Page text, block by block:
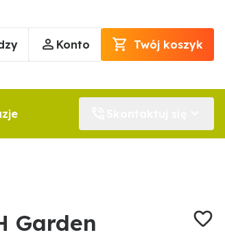
Konto Twój koszyk
Garden